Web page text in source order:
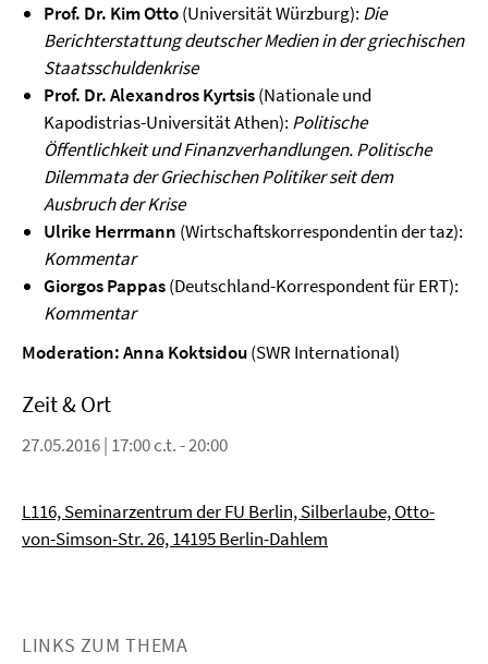
Prof. Dr. Kim Otto(Universität Würzburg): Die
Berichterstattung deutscher Medien in der griechischen
Staatsschuldenkrise
Prof. Dr. Alexandros Kyrtsis(Nationale und
Kapodistrias-Universität Athen): Politische
Öffentlichkeit und Finanzverhandlungen. Politische
Dilemmata der Griechischen Politiker seit dem
Ausbruch der Krise
Ulrike Herrmann (Wirtschaftskorrespondentin der taz):
Kommentar
Giorgos Pappas(Deutschland-Korrespondent für ERT):
Kommentar
Moderation: Anna Koktsidou(SWR International)
Zeit & Ort
27.05.2016 | 17:00 c.t. - 20:00
L116, Seminarzentrum der FU Berlin, Silberlaube, Otto-
von-Simson-Str. 26, 14195 Berlin-Dahlem
LINKS ZUM THEMA